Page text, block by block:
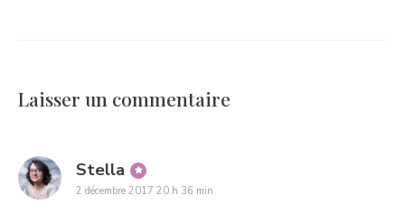
Laisser un commentaire
Stella says:
2 décembre 2017 20 h 36 min